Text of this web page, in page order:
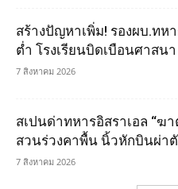
สร้างปัญหาเพิ่ม! รองผบ.ทห
ต่ำ โรงเรียนบิดเบือนศาสนา
7 สิงหาคม 2026
สเปนด่าทหารอิสราเอล “ฆ
สวนร่วงคาพื้น นิ้วหักบินผ่า
7 สิงหาคม 2026